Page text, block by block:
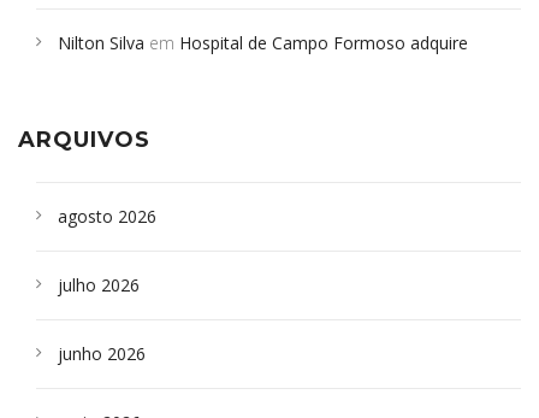
Campoformosenses que morreram em desabamentos são
Nilton Silva em Hospital de Campo Formoso adquire
ARQUIVOS
agosto 2026
julho 2026
junho 2026